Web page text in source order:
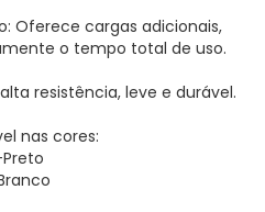
Oferece cargas adicionais,
o tempo total de uso.
resistência, leve e durável.
nas cores: